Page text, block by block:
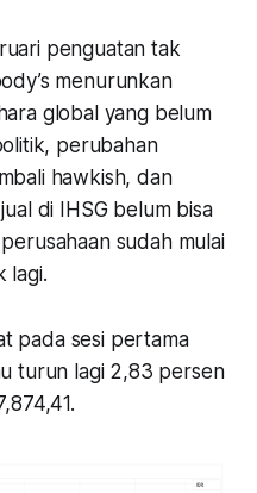
penguatan tak
menurunkan
global yang belum
perubahan
hawkish, dan
di IHSG belum bisa
sudah mulai
lagi.
pada sesi pertama
turun lagi 2,83 persen